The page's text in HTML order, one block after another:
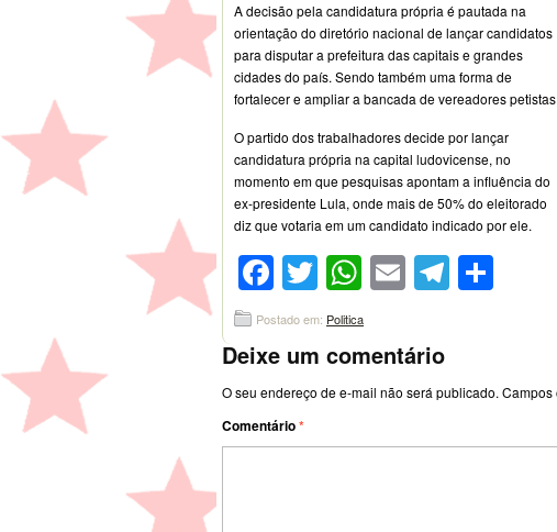
A decisão pela candidatura própria é pautada na
orientação do diretório nacional de lançar candidatos
para disputar a prefeitura das capitais e grandes
cidades do país. Sendo também uma forma de
fortalecer e ampliar a bancada de vereadores petistas.
O partido dos trabalhadores decide por lançar
candidatura própria na capital ludovicense, no
momento em que pesquisas apontam a influência do
ex-presidente Lula, onde mais de 50% do eleitorado
diz que votaria em um candidato indicado por ele.
Facebook
Twitter
WhatsApp
Email
Postado em: Politica
Deixe um comentário
O seu endereço de e-mail não será publicado. Campos
Comentário*